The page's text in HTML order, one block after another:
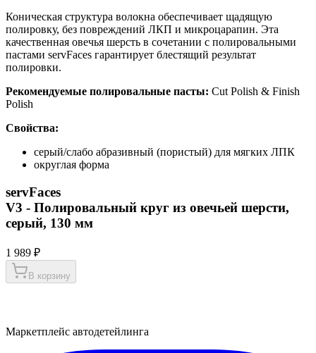
Коническая структура волокна обеспечивает щадящую
полировку, без повреждений ЛКП и микроцарапин. Эта
качественная овечья шерсть в сочетании с полировальными
пастами servFaces гарантирует блестящий результат
полировки.
Рекомендуемые полировальные пасты: Cut Polish & Finish
Polish
Свойства:
серый/слабо абразивный (пористый) для мягких ЛПК
округлая форма
servFaces
V3 - Полировальный круг из овечьей шерсти,
серый, 130 мм
1 989 ₽
В корзину
Маркетплейс автодетейлинга